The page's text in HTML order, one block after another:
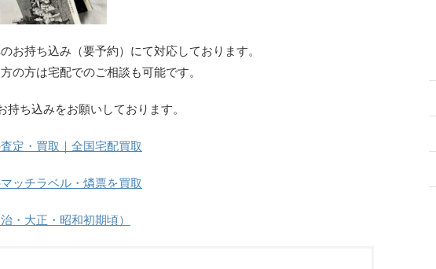
お持ち込み（要予約）にて対応しております。
の方は宅配でのご相談も可能です。
ち込みをお願いしております。
定・買取｜全国宅配買取
ッチラベル・燐票を買取
・大正・昭和初期頃）